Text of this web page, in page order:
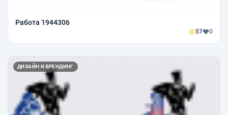
Работа 1944306
57 0
ДИЗАЙН И БРЕНДИНГ